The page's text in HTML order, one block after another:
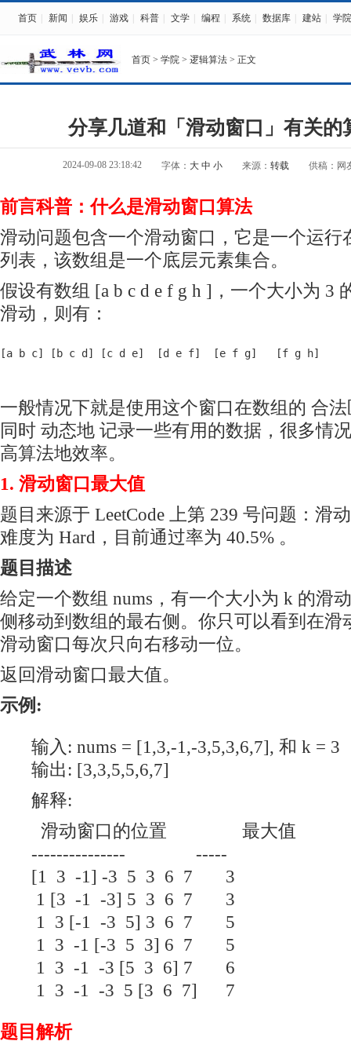
首页 新闻 娱乐 游戏 科普 文学 编程 系统 数据库 建站 学院
首页 > 学院 > 逻辑算法 > 正文
分享几道和「滑动窗口」有关的
2024-09-08 23:18:42 字体： 大 中 小 来源： 转载 供稿：网
前言科普：什么是滑动窗口算法
滑动问题包含一个滑动窗口，它是一个运行
列表，该数组是一个底层元素集合。
假设有数组 [a b c d e f g h ]，一个大小为 3
滑动，则有：
[a b c] [b c d] [c d e]  [d e f]  [e f g]   [f g h]
一般情况下就是使用这个窗口在数组的 合
同时 动态地 记录一些有用的数据，很多情
高算法地效率。
1. 滑动窗口最大值
题目来源于 LeetCode 上第 239 号问题：滑
难度为 Hard，目前通过率为 40.5% 。
题目描述
给定一个数组 nums，有一个大小为 k 的滑
侧移动到数组的最右侧。你只可以看到在滑
滑动窗口每次只向右移动一位。
返回滑动窗口最大值。
示例:
输入: nums = [1,3,-1,-3,5,3,6,7], 和 k = 3
输出: [3,3,5,5,6,7]
解释:
滑动窗口的位置 最大值
--------------- -----
[1 3 -1] -3 5 3 6 7 3
1 [3 -1 -3] 5 3 6 7 3
1 3 [-1 -3 5] 3 6 7 5
1 3 -1 [-3 5 3] 6 7 5
1 3 -1 -3 [5 3 6] 7 6
1 3 -1 -3 5 [3 6 7] 7
题目解析